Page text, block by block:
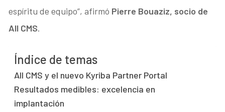
espíritu de equipo”, afirmó Pierre Bouaziz, socio de
All CMS.
Índice de temas
All CMS y el nuevo Kyriba Partner Portal
Resultados medibles: excelencia en
implantación